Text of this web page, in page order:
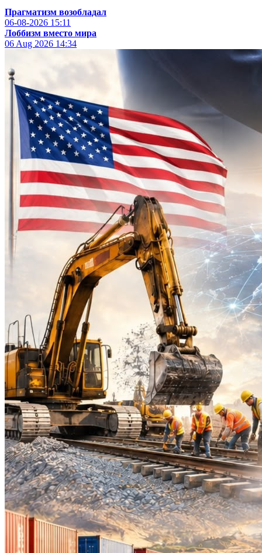
Прагматизм возобладал
06-08-2026 15:11
Лоббизм вместо мира
06 Aug 2026 14:34